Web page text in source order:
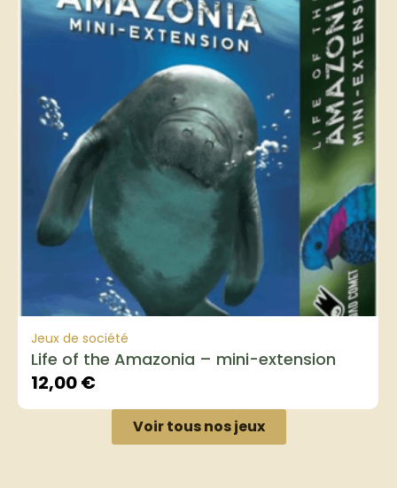
Jeux de société
Life of the Amazonia – mini-extension
12,00€
Voir tous nos jeux